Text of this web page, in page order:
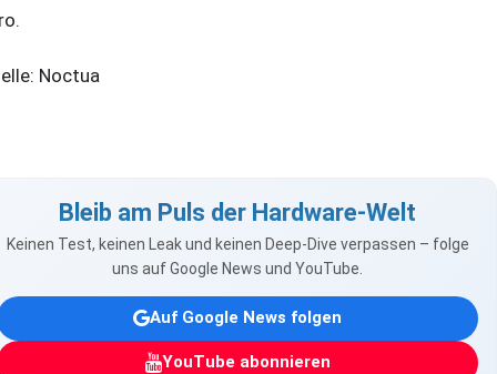
Noctua
Bleib am Puls der Hardware-Welt
Keinen Test, keinen Leak und keinen Deep-Dive verpassen – folge
uns auf Google News und YouTube.
Auf Google News folgen
YouTube abonnieren